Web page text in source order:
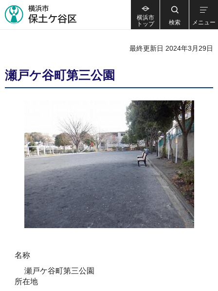
横浜市
トップ
検索 メニュー
最終更新日 2024年3月29日
瀬戸ケ谷町第三公園
名称
瀬戸ケ谷町第三公園
所在地